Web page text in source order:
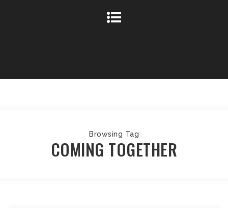
Browsing Tag
COMING TOGETHER